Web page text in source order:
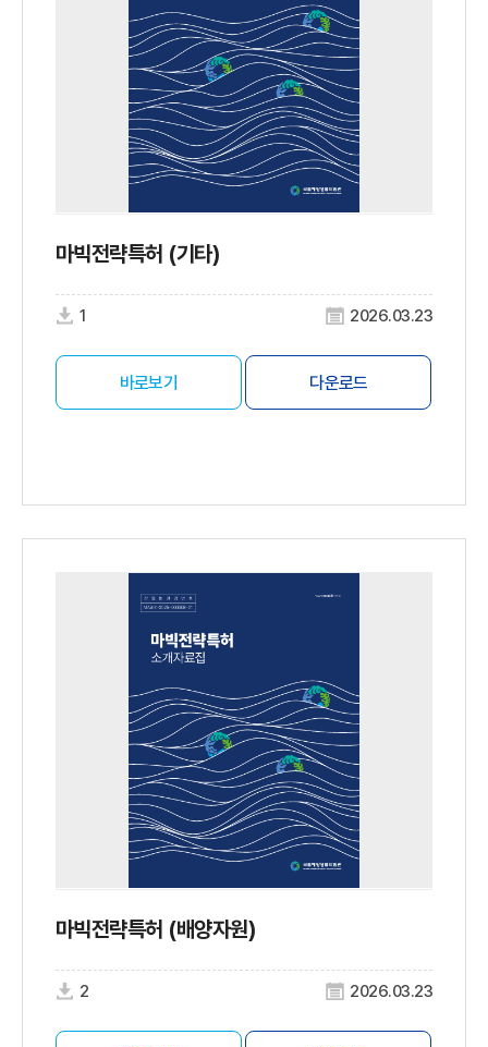
마빅전략특허 (기타)
1 2026.03.23
바로보기 다운로드
마빅전략특허 (배양자원)
2 2026.03.23